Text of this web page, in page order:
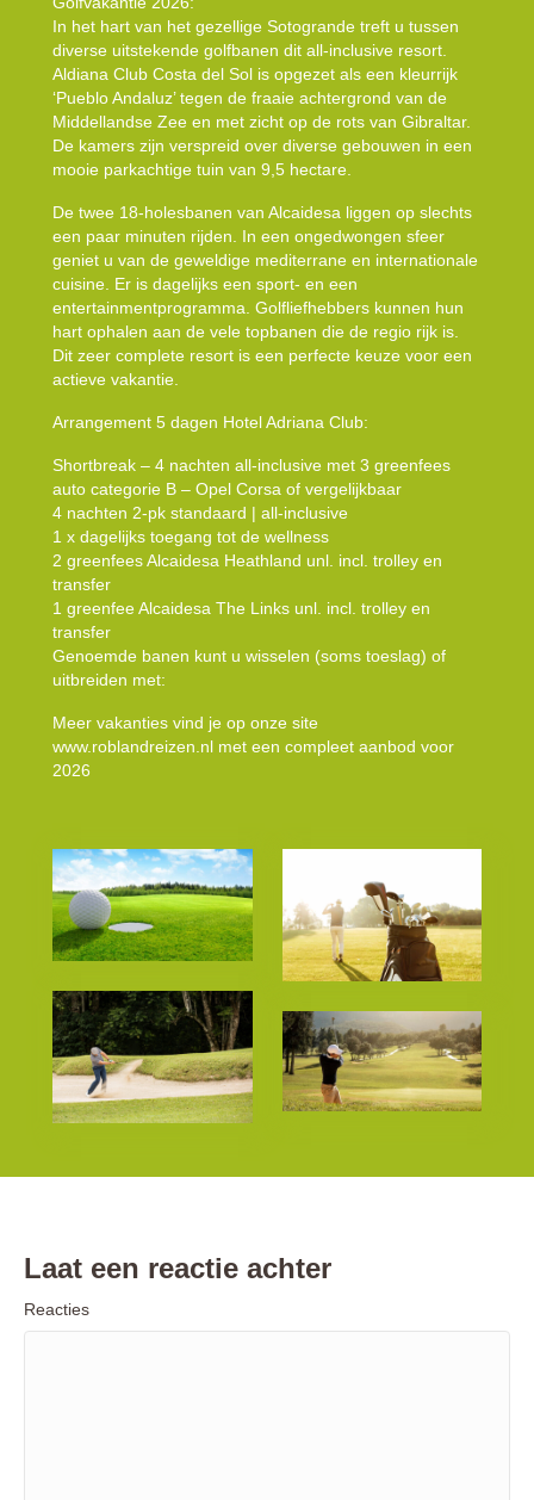
In het hart van het gezellige Sotogrande treft u tussen
diverse uitstekende golfbanen dit all-inclusive resort.
Aldiana Club Costa del Sol is opgezet als een kleurrijk
‘Pueblo Andaluz’ tegen de fraaie achtergrond van de
Middellandse Zee en met zicht op de rots van Gibraltar.
De kamers zijn verspreid over diverse gebouwen in een
mooie parkachtige tuin van 9,5 hectare.
De twee 18-holesbanen van Alcaidesa liggen op slechts
een paar minuten rijden. In een ongedwongen sfeer
geniet u van de geweldige mediterrane en internationale
cuisine. Er is dagelijks een sport- en een
entertainmentprogramma. Golfliefhebbers kunnen hun
hart ophalen aan de vele topbanen die de regio rijk is.
Dit zeer complete resort is een perfecte keuze voor een
actieve vakantie.
Arrangement 5 dagen Hotel Adriana Club:
Shortbreak – 4 nachten all-inclusive met 3 greenfees
auto categorie B – Opel Corsa of vergelijkbaar
4 nachten 2-pk standaard | all-inclusive
1 x dagelijks toegang tot de wellness
2 greenfees Alcaidesa Heathland unl. incl. trolley en
transfer
1 greenfee Alcaidesa The Links unl. incl. trolley en
transfer
Genoemde banen kunt u wisselen (soms toeslag) of
uitbreiden met:
Meer vakanties vind je op onze site
www.roblandreizen.nl met een compleet aanbod voor
2026
Laat een reactie achter
Reacties